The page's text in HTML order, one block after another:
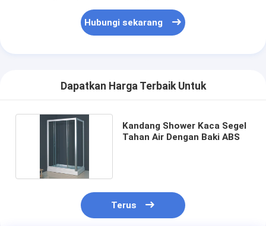
Hubungi sekarang
Dapatkan Harga Terbaik Untuk
Kandang Shower Kaca Segel
Tahan Air Dengan Baki ABS
Terus